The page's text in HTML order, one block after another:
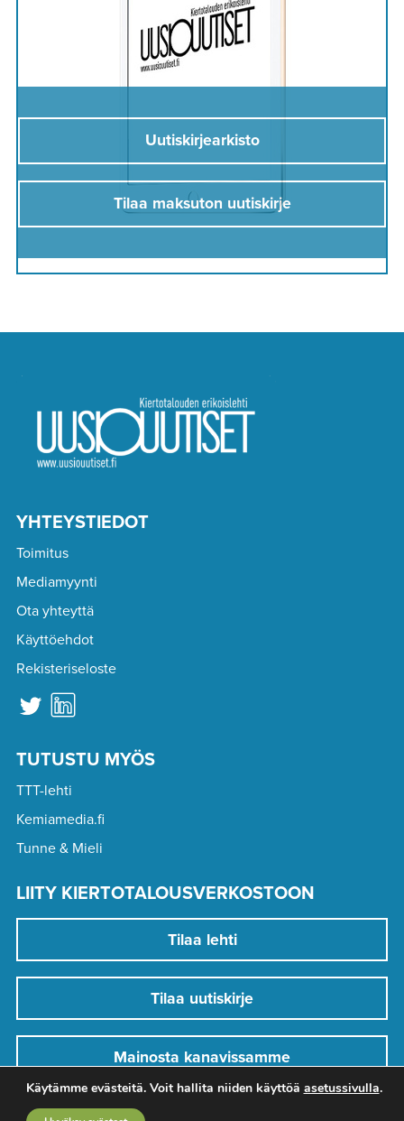
Uutiskirjearkisto
Tilaa maksuton uutiskirje
YHTEYSTIEDOT
Toimitus
Mediamyynti
Ota yhteyttä
Käyttöehdot
Rekisteriseloste
TUTUSTU MYÖS
TTT-lehti
Kemiamedia.fi
Tunne & Mieli
LIITY KIERTOTALOUSVERKOSTOON
Tilaa lehti
Tilaa uutiskirje
Mainosta kanavissamme
Käytämme evästeitä. Voit hallita niiden käyttöä asetussivulla.